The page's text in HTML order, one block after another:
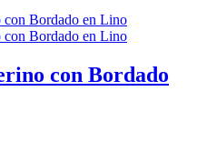
con Bordado